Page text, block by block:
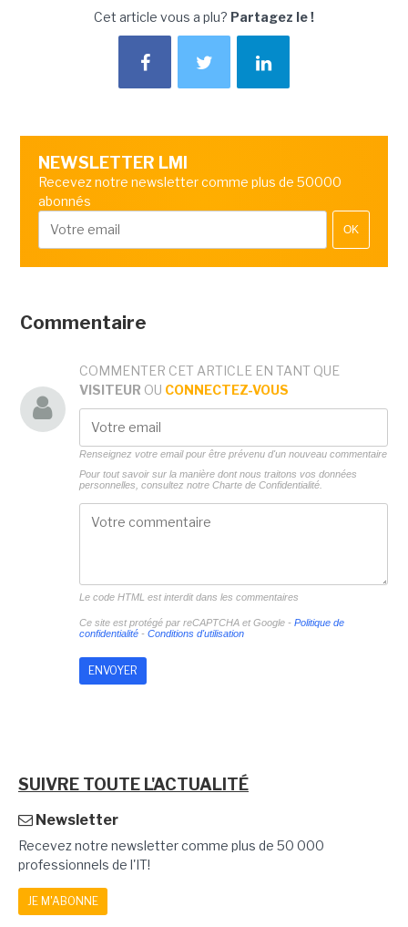
Cet article vous a plu? Partagez le !
NEWSLETTER LMI
Recevez notre newsletter comme plus de 50000
abonnés
OK
Commentaire
COMMENTER CET ARTICLE EN TANT QUE
VISITEUR OU CONNECTEZ-VOUS
Renseignez votre email pour être prévenu d'un nouveau commentaire
Pour tout savoir sur la manière dont nous traitons vos données
personnelles, consultez notre Charte de Confidentialité.
Le code HTML est interdit dans les commentaires
Ce site est protégé par reCAPTCHA et Google - Politique de
confidentialité- Conditions d'utilisation
SUIVRE TOUTE L'ACTUALITÉ
Newsletter
Recevez notre newsletter comme plus de 50 000
professionnels de l'IT!
JE M'ABONNE